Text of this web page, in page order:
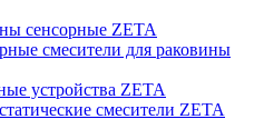
сенсорные ZETA
смесители для раковины
устройства ZETA
смесители ZETA